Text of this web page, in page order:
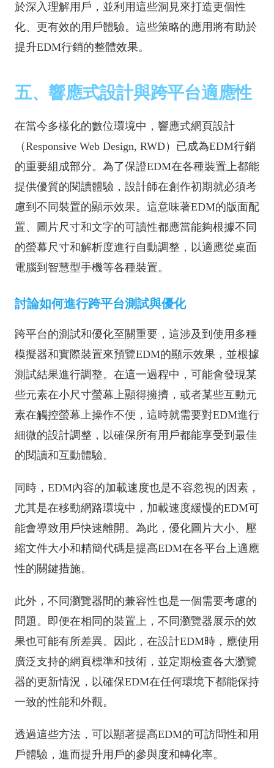
於深入理解用戶，並利用這些洞見來打造更個性
化、更有效的用戶體驗。這些策略的應用將有助於
提升EDM行銷的整體效果。
五、響應式設計與跨平台適應性
在當今多樣化的數位環境中，響應式網頁設計
（Responsive Web Design, RWD）已成為EDM行銷
的重要組成部分。為了保證EDM在各種裝置上都能
提供優質的閱讀體驗，設計師在創作初期就必須考
慮到不同裝置的顯示效果。這意味著EDM的版面配
置、圖片尺寸和文字的可讀性都應當能夠根據不同
的螢幕尺寸和解析度進行自動調整，以適應從桌面
電腦到智慧型手機等各種裝置。
討論如何進行跨平台測試與優化
跨平台的測試和優化至關重要，這涉及到使用多種
模擬器和實際裝置來預覽EDM的顯示效果，並根據
測試結果進行調整。在這一過程中，可能會發現某
些元素在小尺寸螢幕上顯得擁擠，或者某些互動元
素在觸控螢幕上操作不便，這時就需要對EDM進行
細微的設計調整，以確保所有用戶都能享受到最佳
的閱讀和互動體驗。
同時，EDM內容的加載速度也是不容忽視的因素，
尤其是在移動網路環境中，加載速度緩慢的EDM可
能會導致用戶快速離開。為此，優化圖片大小、壓
縮文件大小和精簡代碼是提高EDM在各平台上適應
性的關鍵措施。
此外，不同瀏覽器間的兼容性也是一個需要考慮的
問題。即便在相同的裝置上，不同瀏覽器展示的效
果也可能有所差異。因此，在設計EDM時，應使用
廣泛支持的網頁標準和技術，並定期檢查各大瀏覽
器的更新情況，以確保EDM在任何環境下都能保持
一致的性能和外觀。
透過這些方法，可以顯著提高EDM的可訪問性和用
戶體驗，進而提升用戶的參與度和轉化率。